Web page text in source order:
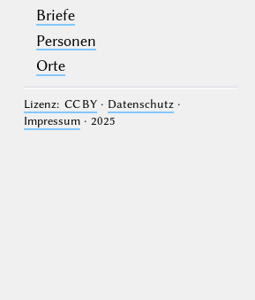
Briefe
Personen
Orte
Lizenz: CC BY· Datenschutz·
Impressum· 2025